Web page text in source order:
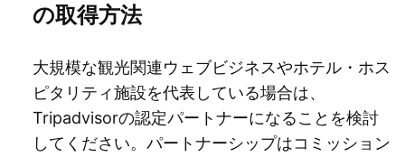
の取得方法
大規模な観光関連ウェブビジネスやホテル・ホス
ピタリティ施設を代表している場合は、
Tripadvisorの認定パートナーになることを検討
してください。パートナーシップはコミッション